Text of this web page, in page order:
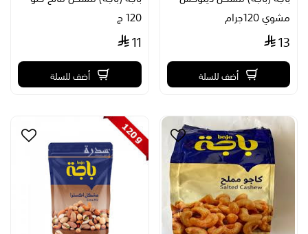
مشوي 120جرام
13
أضف للسلة
120 ج
11
أضف للسلة